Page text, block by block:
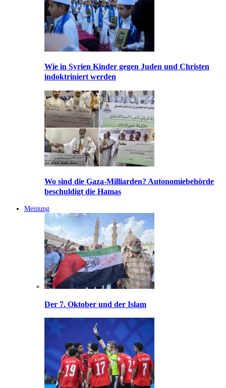
Wie in Syrien Kinder gegen Juden und Christen
indoktriniert werden
Wo sind die Gaza-Milliarden? Autonomiebehörde
beschuldigt die Hamas
Meinung
Der 7. Oktober und der Islam